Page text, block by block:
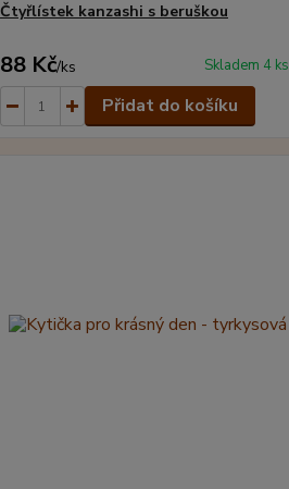
Čtyřlístek kanzashi s beruškou
88 Kč/ks Skladem 4 ks
Přidat do košíku